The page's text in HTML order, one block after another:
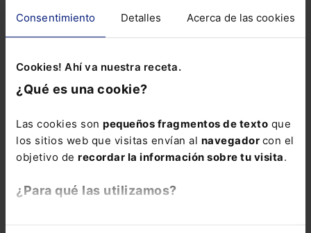
Consentimiento Detalles Acerca de las cookies
Cookies! Ahí va nuestra receta.
¿Qué es una cookie?
Las cookies son pequeños fragmentos de texto que
los sitios web que visitas envían al navegador con el
objetivo de recordar la información sobre tu visita.
¿Para qué las utilizamos?
MOVIMIENTO DE EFECTIVO
PERSONAS VULNERABLES
PLATAFORMAS TECNOLÓGICAS
SECTOR FINANCIERO
TRANSPARENCIA FISCAL
TRATAMIENTO DE DATOS UNIVERSIDADES
VENTAS